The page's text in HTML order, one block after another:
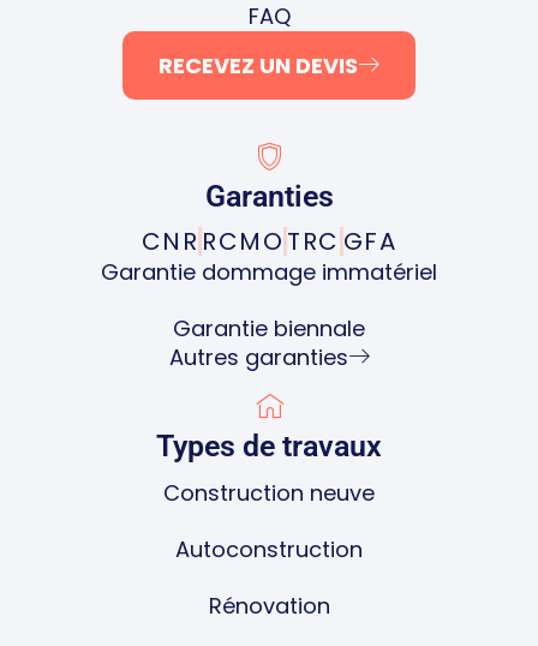
FAQ
RECEVEZ UN DEVIS
Garanties
CNR RCMO TRC GFA
Garantie dommage immatériel
Garantie biennale
Autres garanties
Types de travaux
Construction neuve
Autoconstruction
Rénovation